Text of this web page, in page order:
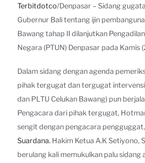
Terbitdotco/Denpasar – Sidang
Gubernur Bali tentang ijin
Bawang tahap II dilanjutkan
Negara (PTUN) Denpasar pada Kamis
Dalam sidang dengan agenda
pihak tergugat dan tergugat
dan PLTU Celukan Bawang) pun
Pengacara dari pihak tergugat,
sengit dengan pengacara pengguggat,
Suardana. Hakim Ketua A.K Setiyono,
berulang kali memukulkan palu sidang